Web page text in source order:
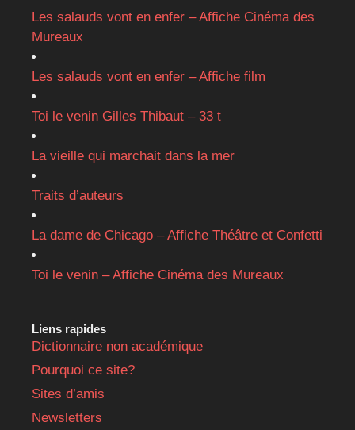
Les salauds vont en enfer – Affiche Cinéma des
Mureaux
Les salauds vont en enfer – Affiche film
Toi le venin Gilles Thibaut – 33 t
La vieille qui marchait dans la mer
Traits d’auteurs
La dame de Chicago – Affiche Théâtre et Confetti
Toi le venin – Affiche Cinéma des Mureaux
Liens rapides
Dictionnaire non académique
Pourquoi ce site?
Sites d’amis
Newsletters